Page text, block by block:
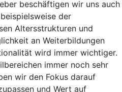
beschäftigen wir uns auch
der
Altersstrukturen und
an Weiterbildungen
wird immer wichtiger.
immer noch sehr
wir den Fokus darauf
und Wert auf